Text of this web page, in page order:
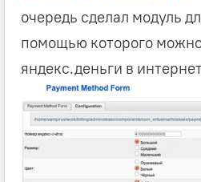
очередь сделал модуль
помощью которого
яндекс.деньги в